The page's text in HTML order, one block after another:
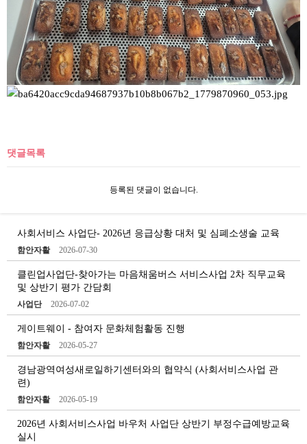
댓글목록
등록된 댓글이 없습니다.
사회서비스 사업단- 2026년 응급상황 대처 및 심폐소생술 교육
함안자활 2026-07-30
클린업사업단-찾아가는 마음채움버스 서비스사업 2차 직무교육
및 상반기 평가 간담회
사업단 2026-07-02
게이트웨이 - 참여자 문화체험활동 진행
함안자활 2026-05-27
경남광역여성새로일하기센터와의 협약식 (사회서비스사업 관
련)
함안자활 2026-05-19
2026년 사회서비스사업 바우처 사업단 상반기 부정수급예방교육
실시